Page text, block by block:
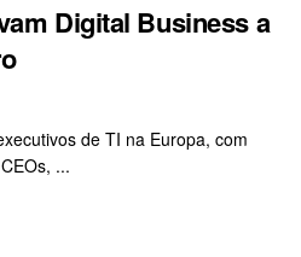
Digital Business a
de TI na Europa, com
...